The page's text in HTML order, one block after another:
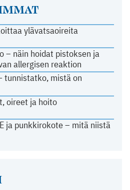
ylävatsaoireita
– näin hoidat pistoksen ja
allergisen reaktion
tunnistatko, mistä on
oireet ja hoito
ja punkkirokote – mitä niistä